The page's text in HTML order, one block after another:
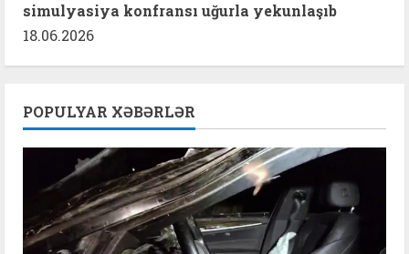
simulyasiya konfransı uğurla yekunlaşıb
18.06.2026
POPULYAR XƏBƏRLƏR